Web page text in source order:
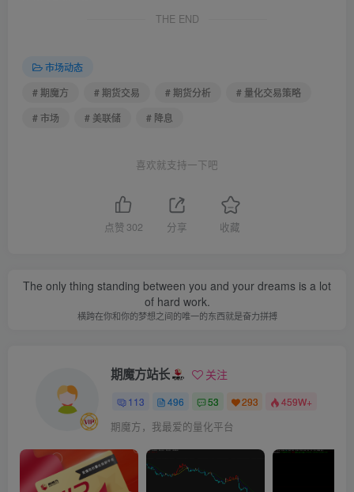
THE END
市场动态
# 期魔方
# 期货交易 # 期货分析
# 量化交易策略
# 市场
# 美联储 # 降息
喜欢就支持一下吧
点赞 302 分享 收藏
The only thing standing between you and your dreams is a lot
of hard work.
横跨在你和你的梦想之间的唯一的东西就是奋力拼搏
期魔方站长 关注
113 496 53 293 459W+
期魔方，我最爱的量化平台